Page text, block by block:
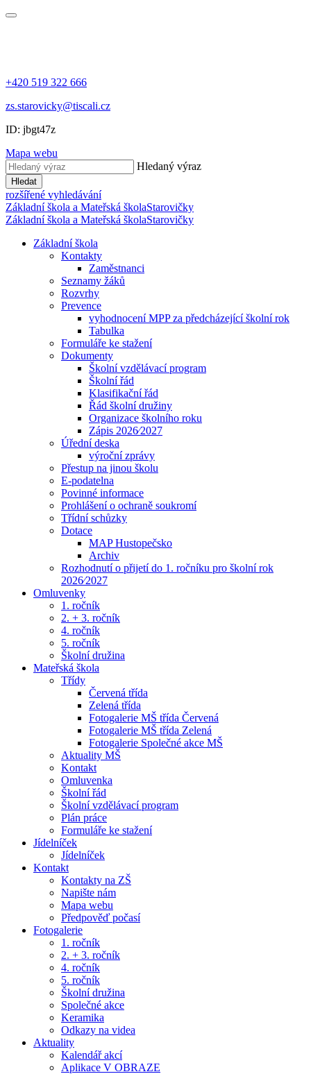
+420 519 322 666
zs.starovicky@tiscali.cz
ID: jbgt47z
Mapa webu
Hledaný výraz
Hledat
rozšířené vyhledávání
Základní škola a Mateřská školaStarovičky
Základní škola a Mateřská školaStarovičky
Základní škola
Kontakty
Zaměstnanci
Seznamy žáků
Rozvrhy
Prevence
vyhodnocení MPP za předcházející školní rok
Tabulka
Formuláře ke stažení
Dokumenty
Školní vzdělávací program
Školní řád
Klasifikační řád
Řád školní družiny
Organizace školního roku
Zápis 2026⁄2027
Úřední deska
výroční zprávy
Přestup na jinou školu
E-podatelna
Povinné informace
Prohlášení o ochraně soukromí
Třídní schůzky
Dotace
MAP Hustopečsko
Archiv
Rozhodnutí o přijetí do 1. ročníku pro školní rok
2026⁄2027
Omluvenky
1. ročník
2. + 3. ročník
4. ročník
5. ročník
Školní družina
Mateřská škola
Třídy
Červená třída
Zelená třída
Fotogalerie MŠ třída Červená
Fotogalerie MŠ třída Zelená
Fotogalerie Společné akce MŠ
Aktuality MŠ
Kontakt
Omluvenka
Školní řád
Školní vzdělávací program
Plán práce
Formuláře ke stažení
Jídelníček
Jídelníček
Kontakt
Kontakty na ZŠ
Napište nám
Mapa webu
Předpověď počasí
Fotogalerie
1. ročník
2. + 3. ročník
4. ročník
5. ročník
Školní družina
Společné akce
Keramika
Odkazy na videa
Aktuality
Kalendář akcí
Aplikace V OBRAZE